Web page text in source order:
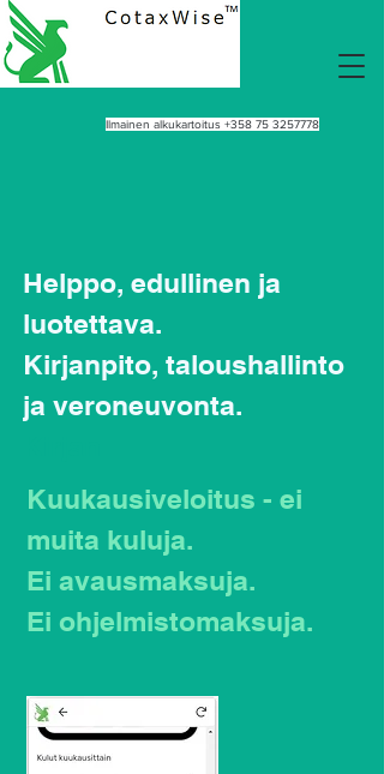
Ilmainen alkukartoitus +358 75 3257778
Helppo, edullinen ja
luotettava.
Kirjanpito, taloushallinto
ja veroneuvonta.
Kuukausiveloitus - ei
muita kuluja.
Ei avausmaksuja.
Ei ohjelmistomaksuja.